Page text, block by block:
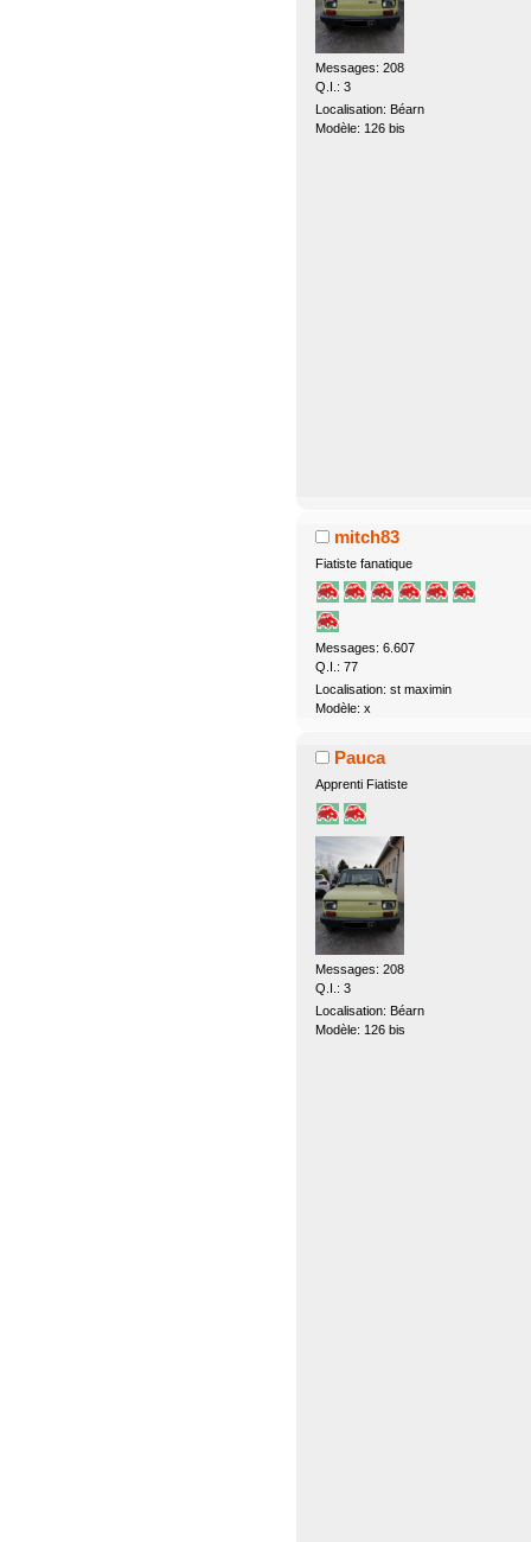
Messages: 208
Q.I.: 3
Localisation: Béarn
Modèle: 126 bis
mitch83
Fiatiste fanatique
Messages: 6.607
Q.I.: 77
Localisation: st maximin
Modèle: x
Pauca
Apprenti Fiatiste
Messages: 208
Q.I.: 3
Localisation: Béarn
Modèle: 126 bis